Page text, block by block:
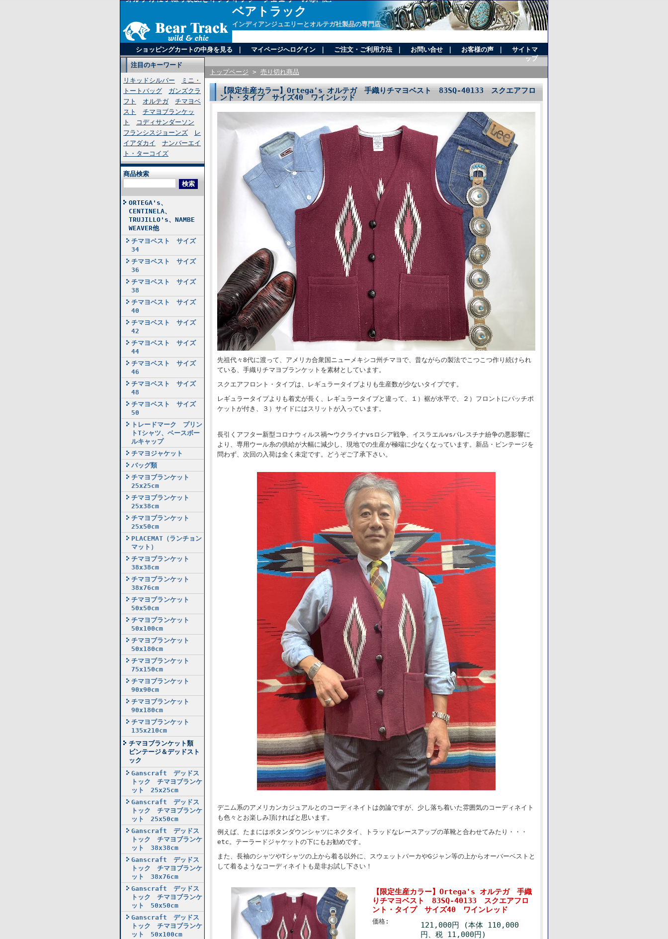
ベアトラック
インディアンジュエリーとオルテガ社製品の専門店
ショッピングカートの中身を見る マイページへログイン ご注文・ご利用方法｜ お問い合せ お客様の声
サイトマ
ップ
注目のキーワード
リキッドシルバー
ミニ・
トートバッグ
ガンズクラ
フト
オルテガ
チマヨベ
スト
チマヨブランケッ
ト
コディサンダーソン
フランシスジョーンズ
レ
イアダカイ
ナンバーエイ
ト・ターコイズ
商品検索
ORTEGA's、
CENTINELA、
TRUJILLO's、NAMBE
WEAVER他
チマヨベスト サイズ
34
チマヨベスト サイズ
36
チマヨベスト サイズ
38
チマヨベスト サイズ
40
チマヨベスト サイズ
42
チマヨベスト サイズ
44
チマヨベスト サイズ
46
チマヨベスト サイズ
48
チマヨベスト サイズ
50
トレードマーク プリン
トTシャツ、ベースボー
ルキャップ
チマヨジャケット
バッグ類
チマヨブランケット
25x25cm
チマヨブランケット
25x38cm
チマヨブランケット
25x50cm
PLACEMAT（ランチョン
マット）
チマヨブランケット
38x38cm
チマヨブランケット
38x76cm
チマヨブランケット
50x50cm
チマヨブランケット
50x100cm
チマヨブランケット
50x180cm
チマヨブランケット
75x150cm
チマヨブランケット
90x90cm
チマヨブランケット
90x180cm
チマヨブランケット
135x210cm
チマヨブランケット類
ビンテージ＆デッドスト
ック
Ganscraft デッドス
トック チマヨブランケ
ット 25x25cm
Ganscraft デッドス
トック チマヨブランケ
ット 25x50cm
Ganscraft デッドス
トック チマヨブランケ
ット 38x38cm
Ganscraft デッドス
トック チマヨブランケ
ット 38x76cm
Ganscraft デッドス
トック チマヨブランケ
ット 50x50cm
Ganscraft デッドス
トック チマヨブランケ
ット 50x100cm
トップページ > 売り切れ商品
【限定生産カラー】Ortega's オルテガ 手織りチマヨベスト 83SQ-40133 スクエアフロ
ント・タイプ サイズ40 ワインレッド
先祖代々8代に渡って、アメリカ合衆国ニューメキシコ州チマヨで、昔ながらの製法でこつこつ作り続けられ
ている、手織りチマヨブランケットを素材としています。
スクエアフロント・タイプは、レギュラータイプよりも生産数が少ないタイプです。
レギュラータイプよりも着丈が長く、レギュラータイプと違って、１）裾が水平で、２）フロントにパッチポ
ケットが付き、３）サイドにはスリットが入っています。
長引くアフター新型コロナウィルス禍〜ウクライナvsロシア戦争、イスラエルvsパレスチナ紛争の悪影響に
より、専用ウール糸の供給が大幅に減少し、現地での生産が極端に少なくなっています。新品・ビンテージを
問わず、次回の入荷は全く未定です。どうぞご了承下さい。
デニム系のアメリカンカジュアルとのコーディネイトは勿論ですが、少し落ち着いた雰囲気のコーディネイト
も色々とお楽しみ頂ければと思います。
例えば、たまにはボタンダウンシャツにネクタイ、トラッドなレースアップの革靴と合わせてみたり・・・
etc。テーラードジャケットの下にもお勧めです。
また、長袖のシャツやTシャツの上から着る以外に、スウェットパーカやGジャン等の上からオーバーベストと
して着るようなコーディネイトも是非お試し下さい！
【限定生産カラー】Ortega's オルテガ 手織
りチマヨベスト 83SQ-40133 スクエアフロ
ント・タイプ サイズ40 ワインレッド
価格:
121,000円 (本体 110,000
円、税 11,000円)